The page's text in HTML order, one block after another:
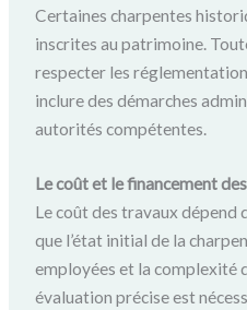
Certaines charpentes
inscrites au patrimoine.
respecter les
inclure des démarches
autorités compétentes.
Le coût et lefinancement
Le coût des travaux dépend
que l’état initial de la
employées et la complexité
évaluation précise est